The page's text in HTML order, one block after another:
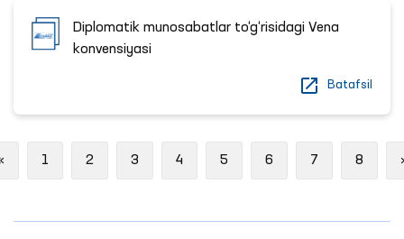
Diplomatik munosabatlar to‘g‘risidagi Vena
konvensiyasi
Batafsil
Previous
1 2 3 4 5 6 7 8